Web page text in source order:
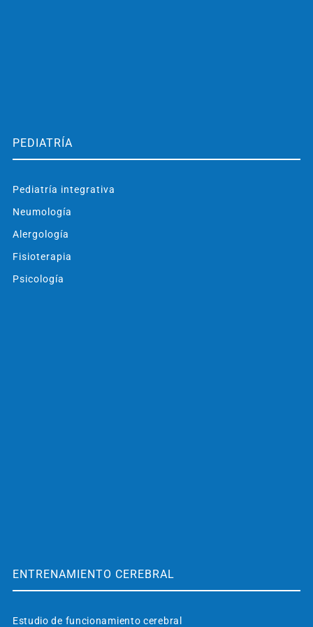
PEDIATRÍA
Pediatría integrativa
Neumología
Alergología
Fisioterapia
Psicología
ENTRENAMIENTO CEREBRAL
Estudio de funcionamiento cerebral